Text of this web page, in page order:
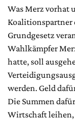
Was Merz vorhat
Koalitionspartner
Grundgesetz
Wahlkämpfer
hatte, soll
werden. Geld
Die Summen
Wirtschaft leihen,